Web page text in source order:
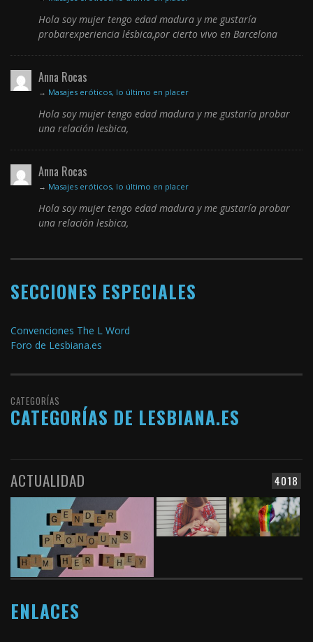
Hola soy mujer tengo edad madura y me gustaría
probarexperiencia lésbica,por cierto vivo en Barcelona
Anna Rocas
→ Masajes eróticos, lo último en placer
Hola soy mujer tengo edad madura y me gustaría probar
una relación lesbica,
Anna Rocas
→ Masajes eróticos, lo último en placer
Hola soy mujer tengo edad madura y me gustaría probar
una relación lesbica,
SECCIONES ESPECIALES
Convenciones The L Word
Foro de Lesbiana.es
CATEGORÍAS
CATEGORÍAS DE LESBIANA.ES
4018
ACTUALIDAD
ENLACES